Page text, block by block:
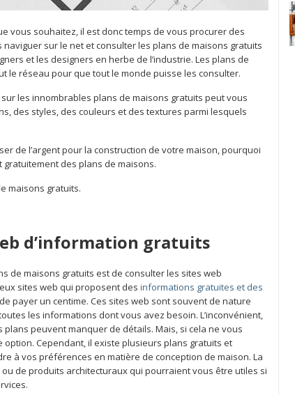
vous souhaitez, il est donc temps de vous procurer des
sur le net et consulter les plans de maisons gratuits
et les designers en herbe de l’industrie. Les plans de
le réseau pour que tout le monde puisse les consulter.
les innombrables plans de maisons gratuits peut vous
des styles, des couleurs et des textures parmi lesquels
de l’argent pour la construction de votre maison, pourquoi
des plans de maisons.
maisons gratuits.
d’information gratuits
de maisons gratuits est de consulter les sites web
sites web qui proposent des informations gratuites et des
payer un centime. Ces sites web sont souvent de nature
les informations dont vous avez besoin. L’inconvénient,
peuvent manquer de détails. Mais, si cela ne vous
Cependant, il existe plusieurs plans gratuits et
à vos préférences en matière de conception de maison. La
de produits architecturaux qui pourraient vous être utiles si